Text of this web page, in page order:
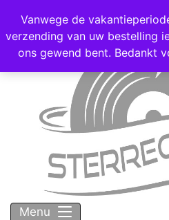
Voor 16:00 besteld =
Menu
Vanwege de
verzending van uw bestelling
ons gewend bent. Bedankt